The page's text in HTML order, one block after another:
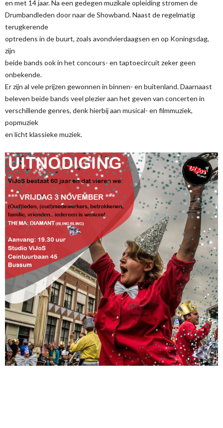
en met 14 jaar. Na een gedegen muzikale opleiding stromen de
Drumbandleden door naar de Showband. Naast de regelmatig
terugkerende
optredens in de buurt, zoals avondvierdaagsen en op Koningsdag,
zijn
beide bands ook in het concours- en taptoecircuit zeker geen
onbekende.
Er zijn al vele prijzen gewonnen in binnen- en buitenland. Daarnaast
beleven beide bands veel plezier aan het geven van concerten in
verschillende genres, denk hierbij aan musical- en filmmuziek,
popmuziek
en licht klassieke muziek.